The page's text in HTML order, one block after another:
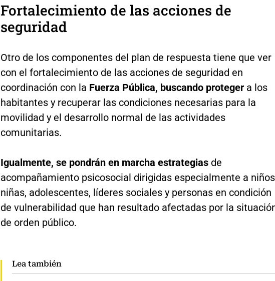
Fortalecimiento de las acciones de
seguridad
Otro de los componentes del plan de respuesta tiene que ver
con el fortalecimiento de las acciones de seguridad en
coordinación con la Fuerza Pública, buscando protegera los
habitantes y recuperar las condiciones necesarias para la
movilidad y el desarrollo normal de las actividades
comunitarias.
Igualmente, se pondrán en marcha estrategiasde
acompañamiento psicosocial dirigidas especialmente a
niñas, adolescentes, líderes sociales y personas en condición
de vulnerabilidad que han resultado afectadas por la
de orden público.
Lea también